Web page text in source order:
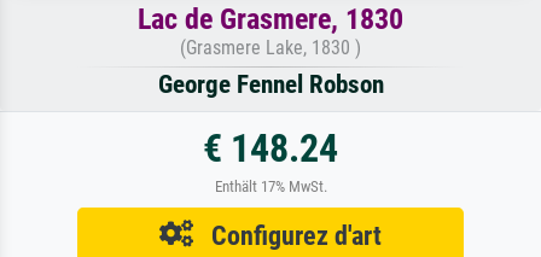
Lac de Grasmere, 1830
(Grasmere Lake, 1830 )
George Fennel Robson
€ 148.24
Enthält 17% MwSt.
Configurez d'art